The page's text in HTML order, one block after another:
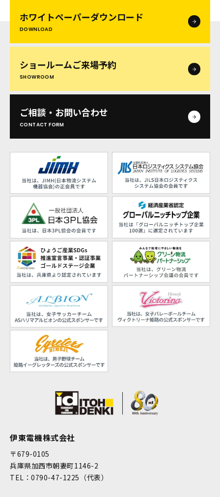
ホワイトペーパーダウンロード
DOWNLOAD
ショールームご来場予約
SHOWROOM
ご相談・お問い合わせ
CONTACT FORM
伊東電機株式会社
〒679-0105
兵庫県加西市朝妻町1146-2
TEL：0790-47-1225（代表）